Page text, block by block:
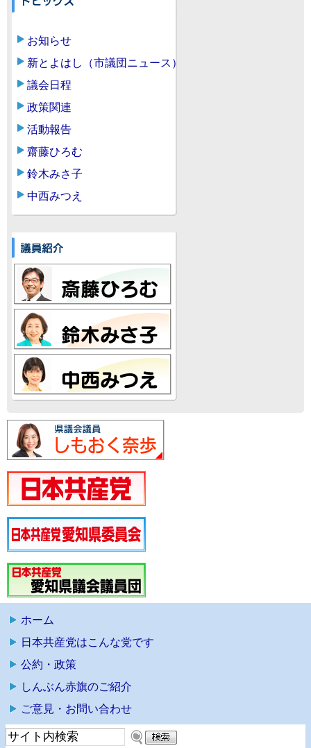
お知らせ
新とよはし（市議団ニュース）
議会日程
政策関連
活動報告
齋藤ひろむ
鈴木みさ子
中西みつえ
ホーム
日本共産党はこんな党です
公約・政策
しんぶん赤旗のご紹介
ご意見・お問い合わせ